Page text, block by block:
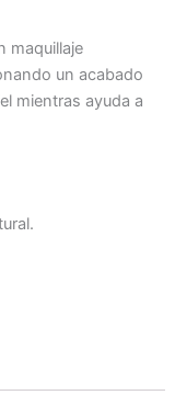
maquillaje
un acabado
mientras ayuda a